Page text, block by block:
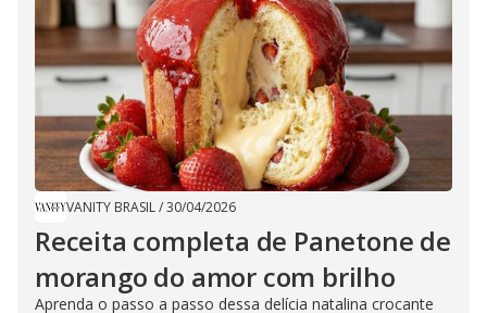
VANITY BRASIL/30/04/2026
Receita completa de Panetone de
morango do amor com brilho
Aprenda o passo a passo dessa delícia natalina crocante